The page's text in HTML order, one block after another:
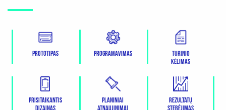
Prototipas Programavimas
Turinio
kėlimas
Prisitaikantis
Planiniai
Rezultatų
stebėjimas